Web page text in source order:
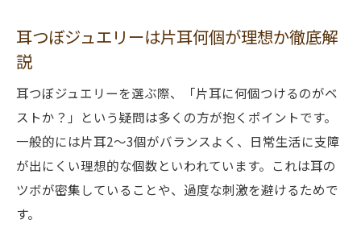
耳つぼジュエリーは片耳何個が理想か徹底解
説
耳つぼジュエリーを選ぶ際、「片耳に何個つけるのがベ
ストか？」という疑問は多くの方が抱くポイントです。
一般的には片耳2～3個がバランスよく、日常生活に支障
が出にくい理想的な個数といわれています。これは耳の
ツボが密集していることや、過度な刺激を避けるためで
す。